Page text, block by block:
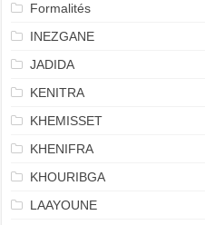
Formalités
INEZGANE
JADIDA
KENITRA
KHEMISSET
KHENIFRA
KHOURIBGA
LAAYOUNE